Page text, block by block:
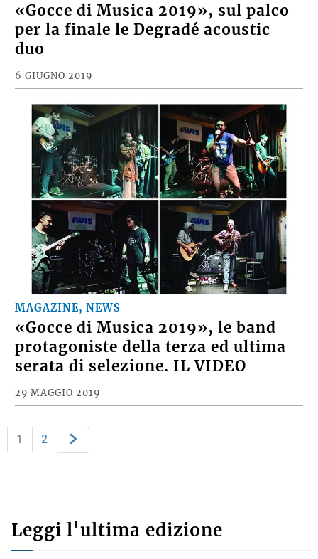
«Gocce di Musica 2019», sul palco
per la finale le Degradé acoustic
duo
6 GIUGNO 2019
MAGAZINE, NEWS
«Gocce di Musica 2019», le band
protagoniste della terza ed ultima
serata di selezione. IL VIDEO
29 MAGGIO 2019
1 2
Leggi l'ultima edizione